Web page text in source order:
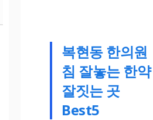
복현동 한의원
침 잘놓는 한약
잘짓는 곳
Best5